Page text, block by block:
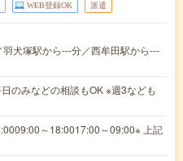
WEB登録OK 派遣
犬塚駅から---分／西牟田駅から---
のみなどの相談もOK ※週3なども
～18:0017:00～09:00※ 上記